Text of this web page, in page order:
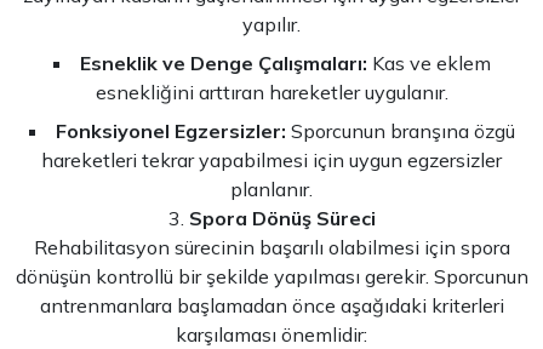
yapılır.
Esneklik ve Denge Çalışmaları: Kas ve eklem
esnekliğini arttıran hareketler uygulanır.
Fonksiyonel Egzersizler: Sporcunun branşına özgü
hareketleri tekrar yapabilmesi için uygun egzersizler
planlanır.
Spora Dönüş Süreci
Rehabilitasyon sürecinin başarılı olabilmesi için spora
dönüşün kontrollü bir şekilde yapılması gerekir. Sporcunun
antrenmanlara başlamadan önce aşağıdaki kriterleri
karşılaması önemlidir: